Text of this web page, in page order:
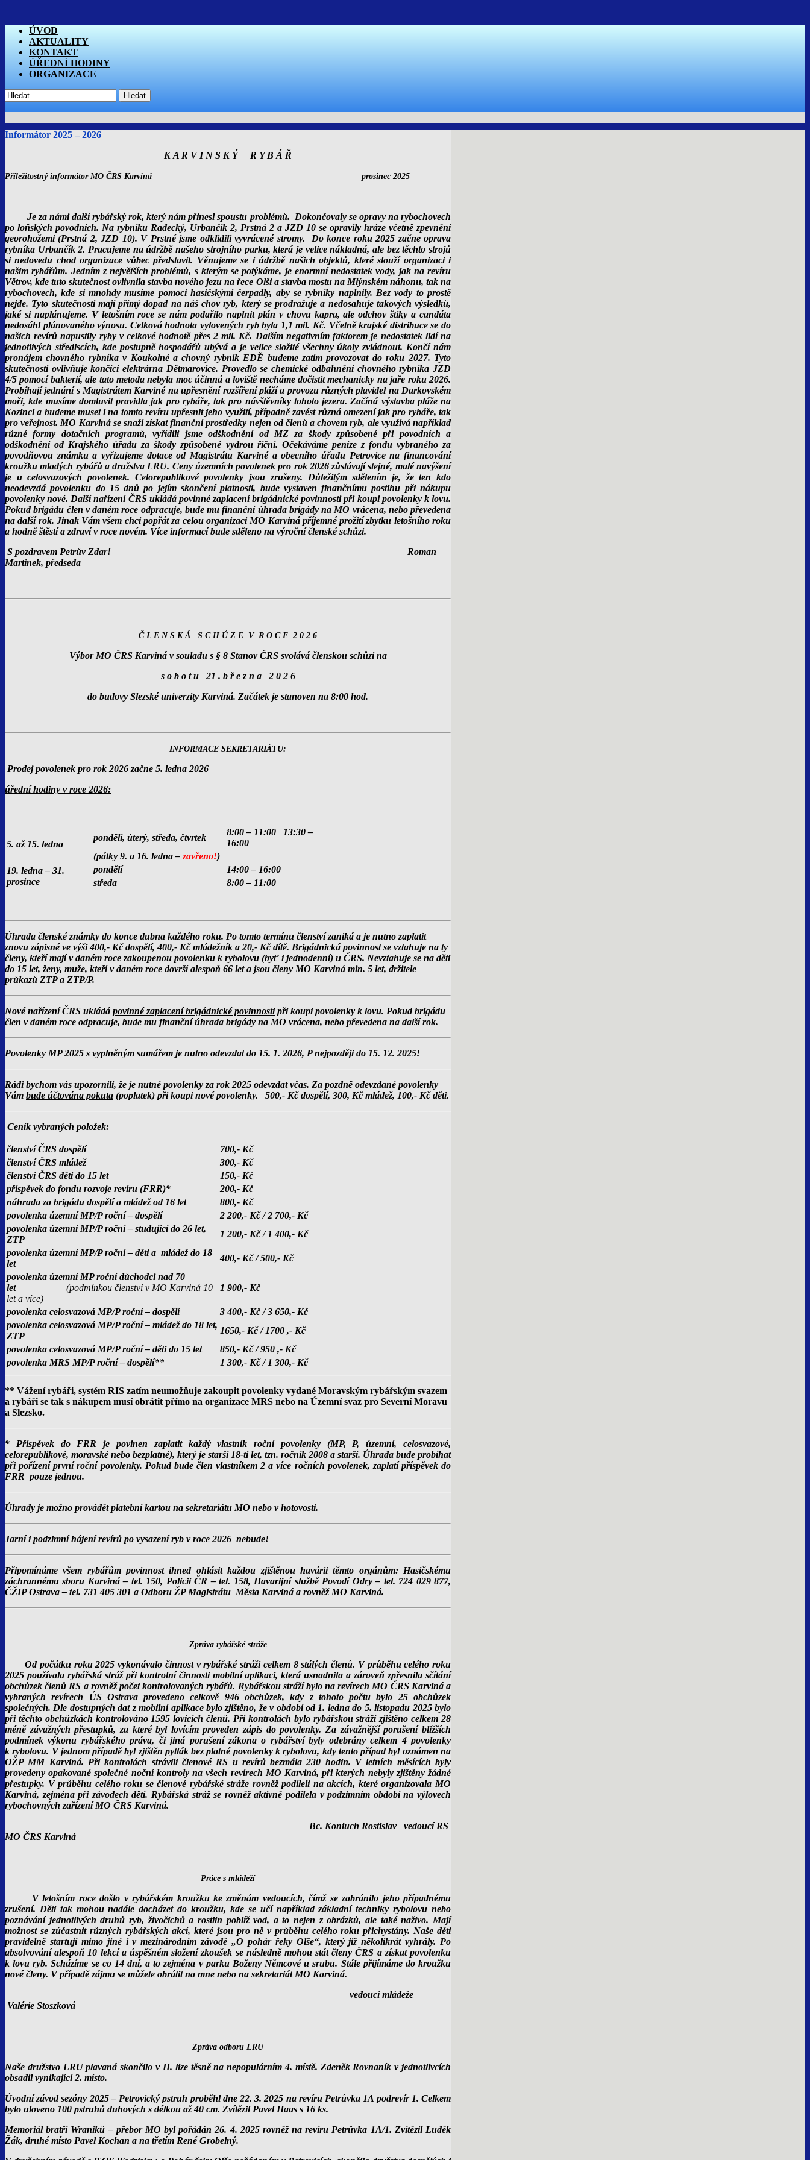
ÚVOD
AKTUALITY
KONTAKT
ÚŘEDNÍ HODINY
ORGANIZACE
Hledat
Informátor 2025 – 2026
K A R V I N S K Ý R Y B Á Ř
Příležitostný informátor MO ČRS Karviná prosinec 2025
Je za námi další rybářský rok, který nám přinesl spoustu problémů. Dokončovaly se opravy na rybochovech
po loňských povodních. Na rybníku Radecký, Urbančík 2, Prstná 2 a JZD 10 se opravily hráze včetně zpevnění
georohožemi (Prstná 2, JZD 10). V Prstné jsme odklidili vyvrácené stromy. Do konce roku 2025 začne oprava
rybníka Urbančík 2. Pracujeme na údržbě našeho strojního parku, která je velice nákladná, ale bez těchto strojů
si nedovedu chod organizace vůbec představit. Věnujeme se i údržbě našich objektů, které slouží organizaci i
našim rybářům. Jedním z největších problémů, s kterým se potýkáme, je enormní nedostatek vody, jak na revíru
Větrov, kde tuto skutečnost ovlivnila stavba nového jezu na řece Olši a stavba mostu na Mlýnském náhonu, tak na
rybochovech, kde si mnohdy musíme pomoci hasičskými čerpadly, aby se rybníky naplnily. Bez vody to prostě
nejde. Tyto skutečnosti mají přímý dopad na náš chov ryb, který se prodražuje a nedosahuje takových výsledků,
jaké si naplánujeme. V letošním roce se nám podařilo naplnit plán v chovu kapra, ale odchov štiky a candáta
nedosáhl plánovaného výnosu. Celková hodnota vylovených ryb byla 1,1 mil. Kč. Včetně krajské distribuce se do
našich revírů napustily ryby v celkové hodnotě přes 2 mil. Kč. Dalším negativním faktorem je nedostatek lidí na
jednotlivých střediscích, kde postupně hospodářů ubývá a je velice složité všechny úkoly zvládnout. Končí nám
pronájem chovného rybníka v Koukolné a chovný rybník EDĚ budeme zatím provozovat do roku 2027. Tyto
skutečnosti ovlivňuje končící elektrárna Dětmarovice. Provedlo se chemické odbahnění chovného rybníka JZD
4/5 pomocí bakterií, ale tato metoda nebyla moc účinná a loviště necháme dočistit mechanicky na jaře roku 2026.
Probíhají jednání s Magistrátem Karviné na upřesnění rozšíření pláží a provozu různých plavidel na Darkovském
moři, kde musíme domluvit pravidla jak pro rybáře, tak pro návštěvníky tohoto jezera. Začíná výstavba pláže na
Kozinci a budeme muset i na tomto revíru upřesnit jeho využití, případně zavést různá omezení jak pro rybáře, tak
pro veřejnost. MO Karviná se snaží získat finanční prostředky nejen od členů a chovem ryb, ale využívá například
různé formy dotačních programů, vyřídili jsme odškodnění od MZ za škody způsobené při povodních a
odškodnění od Krajského úřadu za škody způsobené vydrou říční. Očekáváme peníze z fondu vybraného za
povodňovou známku a vyřizujeme dotace od Magistrátu Karviné a obecního úřadu Petrovice na financování
kroužku mladých rybářů a družstva LRU. Ceny územních povolenek pro rok 2026 zůstávají stejné, malé navýšení
je u celosvazových povolenek. Celorepublikové povolenky jsou zrušeny. Důležitým sdělením je, že ten kdo
neodevzdá povolenku do 15 dnů po jejím skončení platnosti, bude vystaven finančnímu postihu při nákupu
povolenky nové. Další nařízení ČRS ukládá povinné zaplacení brigádnické povinnosti při koupi povolenky k lovu.
Pokud brigádu člen v daném roce odpracuje, bude mu finanční úhrada brigády na MO vrácena, nebo převedena
na další rok. Jinak Vám všem chci popřát za celou organizaci MO Karviná příjemné prožití zbytku letošního roku
a hodně štěstí a zdraví v roce novém. Více informací bude sděleno na výroční členské schůzi.
S pozdravem Petrův Zdar! Roman
Martinek, předseda
Č L E N S K Á S C H Ů Z E V R O C E 2 0 2 6
Výbor MO ČRS Karviná v souladu s § 8 Stanov ČRS svolává členskou schůzi na
s o b o t u 21 . b ř e z n a 2 0 2 6
do budovy Slezské univerzity Karviná. Začátek je stanoven na 8:00 hod.
INFORMACE SEKRETARIÁTU:
Prodej povolenek pro rok 2026 začne 5. ledna 2026
úřední hodiny v roce 2026:
5. až 15. ledna
pondělí, úterý, středa, čtvrtek
8:00 – 11:00 13:30 –
16:00
(pátky 9. a 16. ledna – zavřeno!)
19. ledna – 31.
prosince
pondělí
14:00 – 16:00
středa
8:00 – 11:00
Úhrada členské známky do konce dubna každého roku. Po tomto termínu členství zaniká a je nutno zaplatit
znovu zápisné ve výši 400,- Kč dospělí, 400,- Kč mládežník a 20,- Kč dítě. Brigádnická povinnost se vztahuje na ty
členy, kteří mají v daném roce zakoupenou povolenku k rybolovu (byť i jednodenní) u ČRS. Nevztahuje se na děti
do 15 let, ženy, muže, kteří v daném roce dovrší alespoň 66 let a jsou členy MO Karviná min. 5 let, držitele
průkazů ZTP a ZTP/P.
Nové nařízení ČRS ukládá povinné zaplacení brigádnické povinnostipři koupi povolenky k lovu. Pokud brigádu
člen v daném roce odpracuje, bude mu finanční úhrada brigády na MO vrácena, nebo převedena na další rok.
Povolenky MP 2025 s vyplněným sumářem je nutno odevzdat do 15. 1. 2026, P nejpozději do 15. 12. 2025!
Rádi bychom vás upozornili, že je nutné povolenky za rok 2025 odevzdat včas. Za pozdně odevzdané povolenky
Vám bude účtována pokuta (poplatek) při koupi nové povolenky. 500,- Kč dospělí, 300, Kč mládež, 100,- Kč děti.
Ceník vybraných položek:
členství ČRS dospělí
700,- Kč
členství ČRS mládež
300,- Kč
členství ČRS děti do 15 let
150,- Kč
příspěvek do fondu rozvoje revíru (FRR)*
200,- Kč
náhrada za brigádu dospělí a mládež od 16 let
800,- Kč
povolenka územní MP/P roční – dospělí
2 200,- Kč / 2 700,- Kč
povolenka územní MP/P roční – studující do 26 let,
ZTP
1 200,- Kč / 1 400,- Kč
povolenka územní MP/P roční – děti a mládež do 18
let
400,- Kč / 500,- Kč
povolenka územní MP roční důchodci nad 70
let (podmínkou členství v MO Karviná 10
let a více)
1 900,- Kč
povolenka celosvazová MP/P roční – dospělí
3 400,- Kč / 3 650,- Kč
povolenka celosvazová MP/P roční – mládež do 18 let,
ZTP
1650,- Kč / 1700 ,- Kč
povolenka celosvazová MP/P roční – děti do 15 let
850,- Kč / 950 ,- Kč
povolenka MRS MP/P roční – dospělí**
1 300,- Kč / 1 300,- Kč
** Vážení rybáři, systém RIS zatím neumožňuje zakoupit povolenky vydané Moravským rybářským svazem
a rybáři se tak s nákupem musí obrátit přímo na organizace MRS nebo na Územní svaz pro Severní Moravu
a Slezsko.
* Příspěvek do FRR je povinen zaplatit každý vlastník roční povolenky (MP, P, územní, celosvazové,
celorepublikové, moravské nebo bezplatné), který je starší 18-ti let, tzn. ročník 2008 a starší. Úhrada bude probíhat
při pořízení první roční povolenky. Pokud bude člen vlastníkem 2 a více ročních povolenek, zaplatí příspěvek do
FRR pouze jednou.
Úhrady je možno provádět platební kartou na sekretariátu MO nebo v hotovosti.
Jarní i podzimní hájení revírů po vysazení ryb v roce 2026 nebude!
Připomínáme všem rybářům povinnost ihned ohlásit každou zjištěnou havárii těmto orgánům: Hasičskému
záchrannému sboru Karviná – tel. 150, Policii ČR – tel. 158, Havarijní službě Povodí Odry – tel. 724 029 877,
ČŽIP Ostrava – tel. 731 405 301 a Odboru ŽP Magistrátu Města Karviná a rovněž MO Karviná.
Zpráva rybářské stráže
Od počátku roku 2025 vykonávalo činnost v rybářské stráži celkem 8 stálých členů. V průběhu celého roku
2025 používala rybářská stráž při kontrolní činnosti mobilní aplikaci, která usnadnila a zároveň zpřesnila sčítání
obchůzek členů RS a rovněž počet kontrolovaných rybářů. Rybářskou stráží bylo na revírech MO ČRS Karviná a
vybraných revírech ÚS Ostrava provedeno celkově 946 obchůzek, kdy z tohoto počtu bylo 25 obchůzek
společných. Dle dostupných dat z mobilní aplikace bylo zjištěno, že v období od 1. ledna do 5. listopadu 2025 bylo
při těchto obchůzkách kontrolováno 1595 lovících členů. Při kontrolách bylo rybářskou stráží zjištěno celkem 28
méně závažných přestupků, za které byl lovícím proveden zápis do povolenky. Za závažnější porušení bližších
podmínek výkonu rybářského práva, či jiná porušení zákona o rybářství byly odebrány celkem 4 povolenky
k rybolovu. V jednom případě byl zjištěn pytlák bez platné povolenky k rybolovu, kdy tento případ byl oznámen na
OŽP MM Karviná. Při kontrolách strávili členové RS u revírů bezmála 230 hodin. V letních měsících byly
provedeny opakované společné noční kontroly na všech revírech MO Karviná, při kterých nebyly zjištěny žádné
přestupky. V průběhu celého roku se členové rybářské stráže rovněž podíleli na akcích, které organizovala MO
Karviná, zejména při závodech dětí. Rybářská stráž se rovněž aktivně podílela v podzimním období na výlovech
rybochovných zařízení MO ČRS Karviná.
Bc. Koniuch Rostislav vedoucí RS
MO ČRS Karviná
Práce s mládeží
V letošním roce došlo v rybářském kroužku ke změnám vedoucích, čímž se zabránilo jeho případnému
zrušení. Děti tak mohou nadále docházet do kroužku, kde se učí například základní techniky rybolovu nebo
poznávání jednotlivých druhů ryb, živočichů a rostlin poblíž vod, a to nejen z obrázků, ale také naživo. Mají
možnost se zúčastnit různých rybářských akcí, které jsou pro ně v průběhu celého roku přichystány. Naše děti
pravidelně startují mimo jiné i v mezinárodním závodě „O pohár řeky Olše“, který již několikrát vyhrály. Po
absolvování alespoň 10 lekcí a úspěšném složení zkoušek se následně mohou stát členy ČRS a získat povolenku
k lovu ryb. Scházíme se co 14 dní, a to zejména v parku Boženy Němcové u srubu. Stále přijímáme do kroužku
nové členy. V případě zájmu se můžete obrátit na mne nebo na sekretariát MO Karviná.
vedoucí mládeže
Valérie Stoszková
Zpráva odboru LRU
Naše družstvo LRU plavaná skončilo v II. lize těsně na nepopulárním 4. místě. Zdeněk Rovnaník v jednotlivcích
obsadil vynikající 2. místo.
Úvodní závod sezóny 2025 – Petrovický pstruh proběhl dne 22. 3. 2025 na revíru Petrůvka 1A podrevír 1. Celkem
bylo uloveno 100 pstruhů duhových s délkou až 40 cm. Zvítězil Pavel Haas s 16 ks.
Memoriál bratří Wraniků – přebor MO byl pořádán 26. 4. 2025 rovněž na revíru Petrůvka 1A/1. Zvítězil Luděk
Žák, druhé místo Pavel Kochan a na třetím René Grobelný.